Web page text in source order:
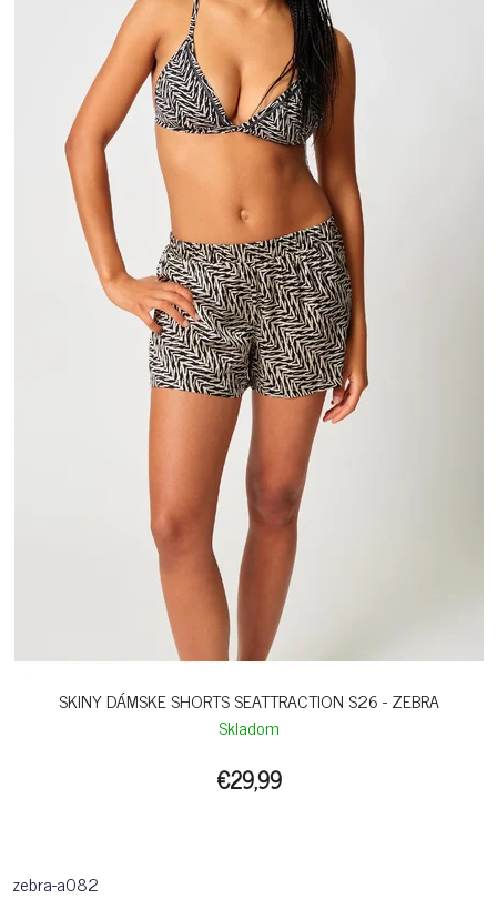
SKINY DÁMSKE SHORTS SEATTRACTION S26 - ZEBRA
Skladom
€29,99
zebra-a082